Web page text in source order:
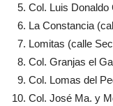
Col. Luis Donaldo
La Constancia
Lomitas (calle
Col. Granjas el
Col. Lomas del
Col. José Ma. y